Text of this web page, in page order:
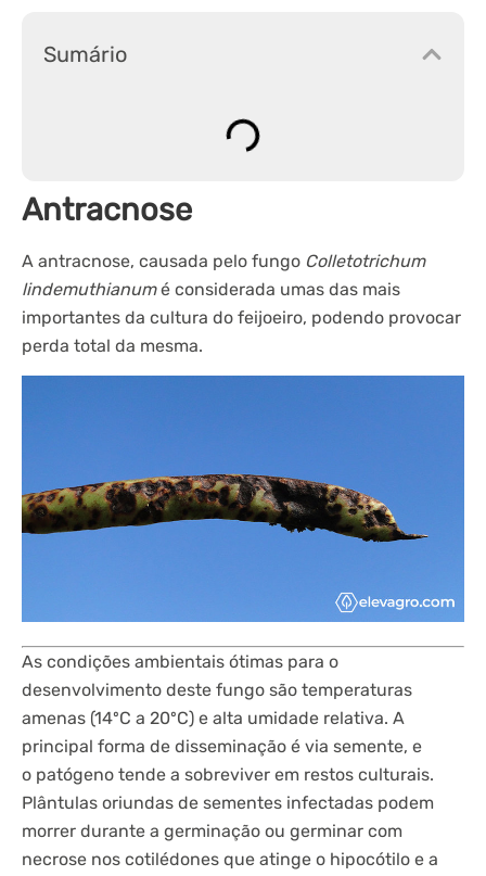
Sumário
Antracnose
A antracnose, causada pelo fungo Colletotrichum
lindemuthianumé considerada umas das mais
importantes da cultura do feijoeiro, podendo provocar
perda total da mesma.
As condições ambientais ótimas para o
desenvolvimento deste fungo são temperaturas
amenas (14ºC a 20ºC) e alta umidade relativa. A
principal forma de disseminação é via semente, e
o patógeno tende a sobreviver em restos culturais.
Plântulas oriundas de sementes infectadas podem
morrer durante a germinação ou germinar com
necrose nos cotilédones que atinge o hipocótilo e a